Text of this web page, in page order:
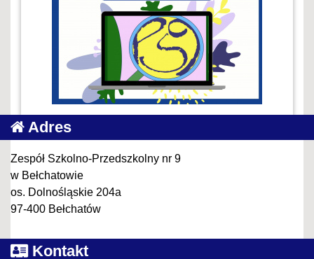
Adres
Zespół Szkolno-Przedszkolny nr 9
w Bełchatowie
os. Dolnośląskie 204a
97-400 Bełchatów
Kontakt